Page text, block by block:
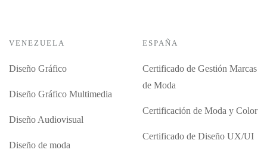
VENEZUELA
Diseño Gráfico
Diseño Gráfico Multimedia
Diseño Audiovisual
Diseño de moda
ESPAÑA
Certificado de Gestión Marcas
de Moda
Certificación de Moda y Color
Certificado de Diseño UX/UI